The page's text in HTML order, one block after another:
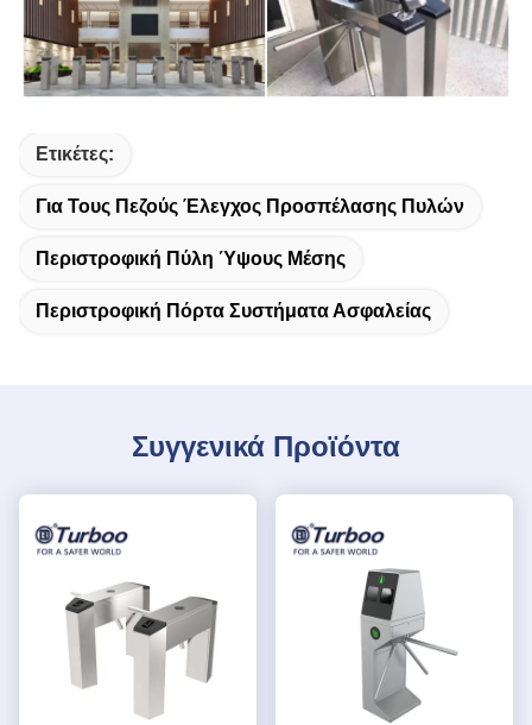
Ετικέτες:
Για Τους Πεζούς Έλεγχος Προσπέλασης Πυλών
Περιστροφική Πύλη Ύψους Μέσης
Περιστροφική Πόρτα Συστήματα Ασφαλείας
Συγγενικά Προϊόντα